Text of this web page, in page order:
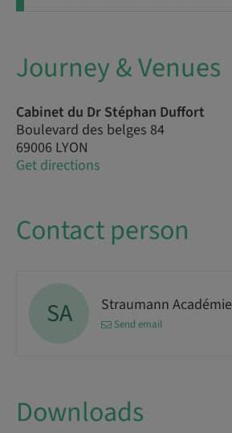
Journey & Venues
Cabinet du Dr Stéphan Duffort
Boulevard des belges 84
69006 LYON
Get directions
Contact person
SA Straumann Académie
Send email
Downloads